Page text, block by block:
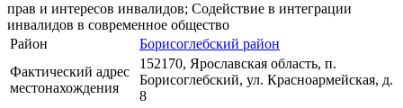
прав и интересов инвалидов; Содействие в интеграции
инвалидов в современное общество
Район
Борисоглебский район
Фактический адрес
местонахождения
152170, Ярославская область, п.
Борисоглебский, ул. Красноармейская, д.
8